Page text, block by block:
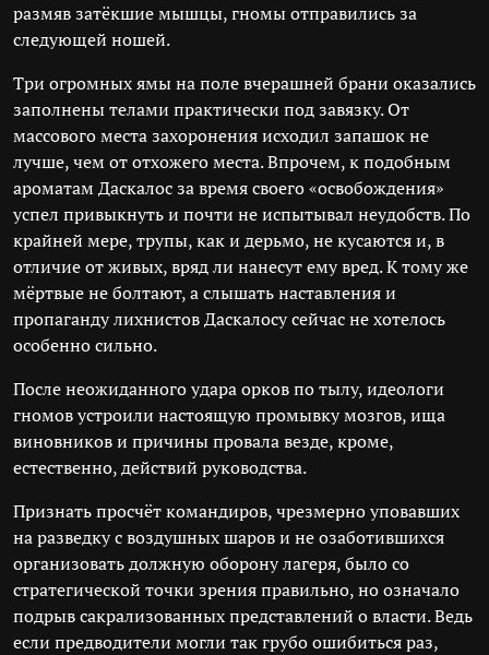
размяв затёкшие мышцы, гномы отправились за
следующей ношей.
Три огромных ямы на поле вчерашней брани оказались
заполнены телами практически под завязку. От
массового места захоронения исходил запашок не
лучше, чем от отхожего места. Впрочем, к подобным
ароматам Даскалос за время своего «освобождения»
успел привыкнуть и почти не испытывал неудобств. По
крайней мере, трупы, как и дерьмо, не кусаются и, в
отличие от живых, вряд ли нанесут ему вред. К тому же
мёртвые не болтают, а слышать наставления и
пропаганду лихнистов Даскалосу сейчас не хотелось
особенно сильно.
После неожиданного удара орков по тылу, идеологи
гномов устроили настоящую промывку мозгов, ища
виновников и причины провала везде, кроме,
естественно, действий руководства.
Признать просчёт командиров, чрезмерно уповавших
на разведку с воздушных шаров и не озаботившихся
организовать должную оборону лагеря, было со
стратегической точки зрения правильно, но означало
подрыв сакрализованных представлений о власти. Ведь
если предводители могли так грубо ошибиться раз,